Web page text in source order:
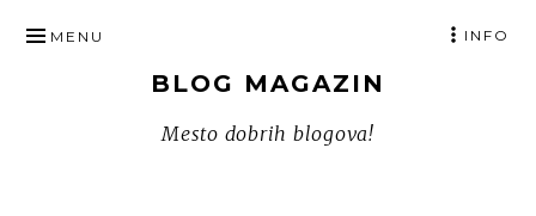
TO
BLOG MAGAZIN
Mesto dobrih blogova!
MENU INFO